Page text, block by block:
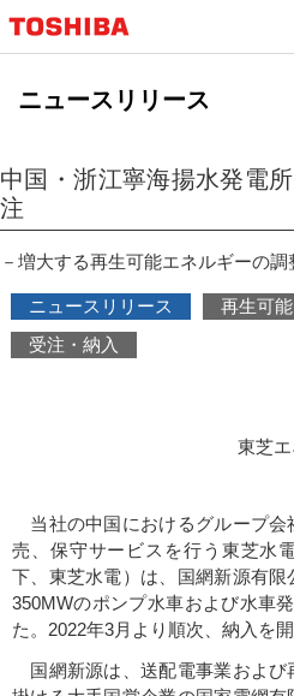
ジ
プ
ニュースリリース
中国・浙江寧海揚水発電
注
－増大する再生可能エネルギーの調
ニュースリリース
再生可
受注・納入
東芝
当社の中国におけるグループ会
売、保守サービスを行う東芝水
下、東芝水電）は、国網新源有
350MWのポンプ水車および水車
た。2022年3月より順次、納入を
国網新源は、送配電事業および